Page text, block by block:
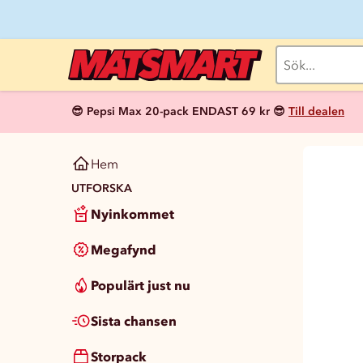
😎 Pepsi Max 20-pack ENDAST 69 kr 😎 Till dealen
Hem
UTFORSKA
Nyinkommet
Megafynd
Populärt just nu
Sista chansen
Storpack